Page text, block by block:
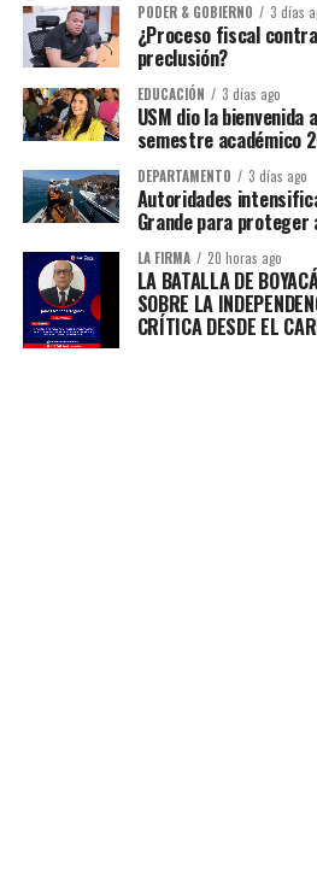
PODER & GOBIERNO 3 días
¿Proceso fiscal
preclusión?
EDUCACIÓN 3 días ago
USM dio la
semestre académico
DEPARTAMENTO 3 días ago
Autoridades
Grande para proteger
LA FIRMA 20 horas ago
LA BATALLA DE
SOBRE LA
CRÍTICA DESDE EL